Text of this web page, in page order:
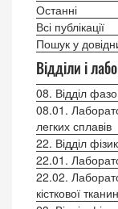
Останні
Всі публікації
Пошук у
Відділи і
08. Відділ
08.01.
легких сплавів
22. Відділ
22.01.
22.02.
кісткової